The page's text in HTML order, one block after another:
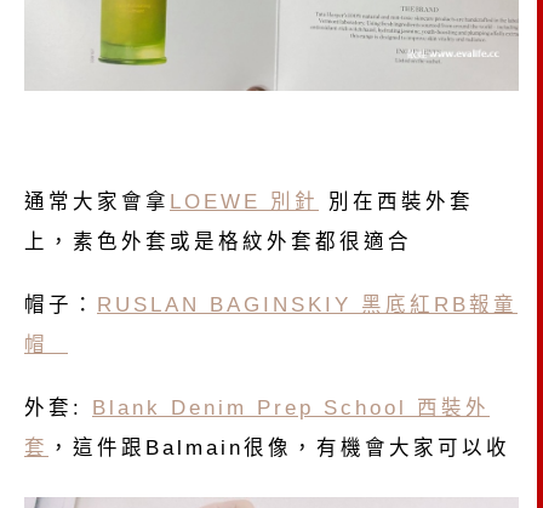
通常大家會拿 LOEWE 別針
別在西裝外套
上，素色外套或是格紋外套都很適合
帽子： RUSLAN BAGINSKIY 黑底紅RB報童
帽
外套: Blank Denim Prep School 西裝外
套 ，這件跟Balmain很像，有機會大家可以收